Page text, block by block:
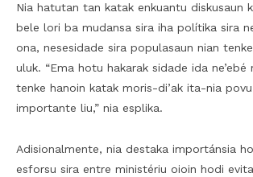
Nia hatutan tan katak enkuantu diskusaun
bele lori ba mudansa sira iha polítika sira
ona, nesesidade sira populasaun nian
uluk. “Ema hotu hakarak sidade ida
tenke hanoin katak moris-di’ak ita-nia
importante liu,” nia esplika.
Adisionalmente, nia destaka importánsia
esforsu sira entre ministériu oioin hodi